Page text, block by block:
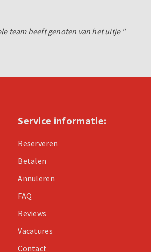
team heeft genoten van het uitje "
Service informatie:
Reserveren
Betalen
Annuleren
FAQ
Reviews
Vacatures
Contact